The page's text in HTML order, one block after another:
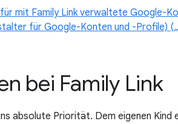
mit Family Link verwaltete Google-
für Google-Konten und -Profile)
bei Family Link
absolute Priorität. Dem eigenen Kind